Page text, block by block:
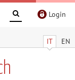
Login
IT EN